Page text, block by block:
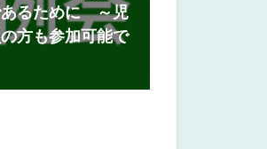
あるために ～児
方も参加可能で